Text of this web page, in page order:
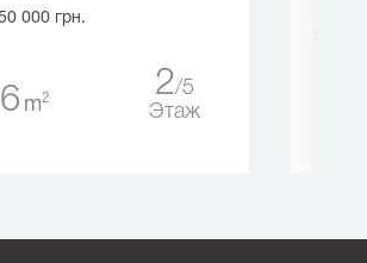
000 грн.
m2 2 5
Этаж